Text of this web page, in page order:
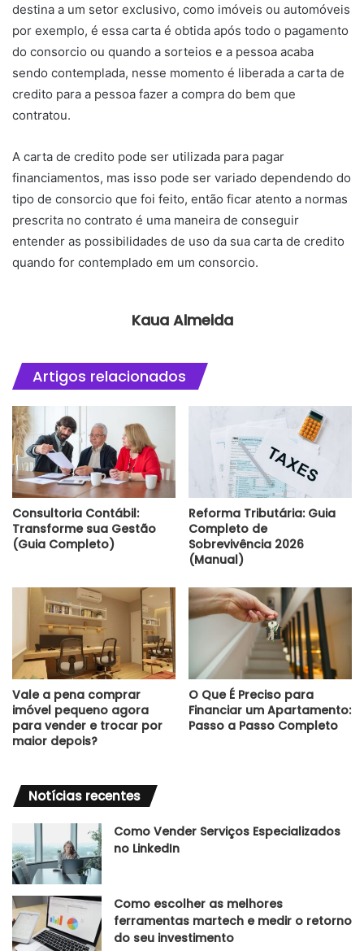
destina a um setor exclusivo, como imóveis ou automóveis
por exemplo, é essa carta é obtida após todo o pagamento
do consorcio ou quando a sorteios e a pessoa acaba
sendo contemplada, nesse momento é liberada a carta de
credito para a pessoa fazer a compra do bem que
contratou.
A carta de credito pode ser utilizada para pagar
financiamentos, mas isso pode ser variado dependendo do
tipo de consorcio que foi feito, então ficar atento a normas
prescrita no contrato é uma maneira de conseguir
entender as possibilidades de uso da sua carta de credito
quando for contemplado em um consorcio.
Kaua Almeida
Artigos relacionados
Consultoria Contábil:
Transforme sua Gestão
(Guia Completo)
Reforma Tributária: Guia
Completo de
Sobrevivência 2026
(Manual)
Vale a pena comprar
imóvel pequeno agora
para vender e trocar por
maior depois?
O Que É Preciso para
Financiar um Apartamento:
Passo a Passo Completo
Notícias recentes
Como Vender Serviços Especializados
no LinkedIn
Como escolher as melhores
ferramentas martech e medir o retorno
do seu investimento